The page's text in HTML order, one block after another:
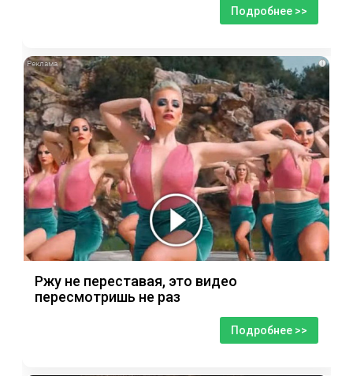
Подробнее >>
i
Ржу не переставая, это видео
пересмотришь не раз
Подробнее >>